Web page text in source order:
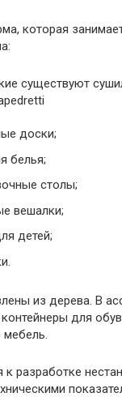
которая
доски;
белья;
столы;
вешалки;
детей;
из дерева. В
для
разработке